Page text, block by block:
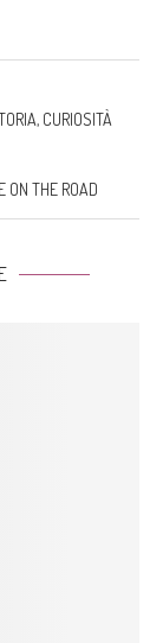
CURIOSITÀ
ON THE ROAD